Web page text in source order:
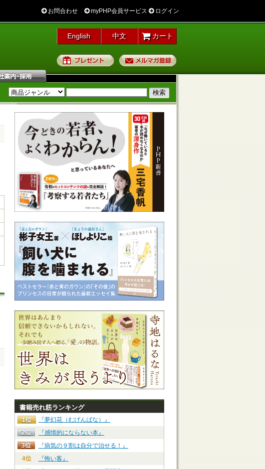
お問合わせ myPHP会員サービス ログイン
English 中文 カート
プレゼント
書籍売れ筋ランキング
『夢幻花（むげんばな）』
『感情的にならない本』
『病気の９割は自分で治せる！』
4位
『怖い客』